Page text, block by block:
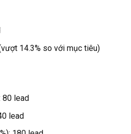
14.3% so với mục tiêu)
80 lead
lead